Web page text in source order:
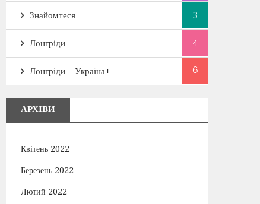
Знайомтеся 3
Лонгріди 4
Лонгріди – Україна+ 6
АРХІВИ
Квітень 2022
Березень 2022
Лютий 2022